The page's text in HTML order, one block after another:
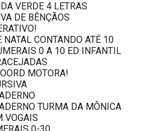
VERDE 4 LETRAS
DE BÊNÇÃOS
NATAL CONTANDO ATÉ 10
0 A 10 ED INFANTIL
MOTORA!
TURMA DA MÔNICA
VOGAIS